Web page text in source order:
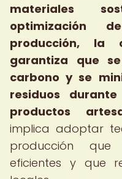
materiales
optimización
producción, la
garantiza que
carbono y se
residuos
productos
implica adoptar
producción que
eficientes y que